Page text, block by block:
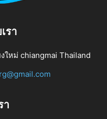
รา
ใหม่ chiangmai Thailand
า